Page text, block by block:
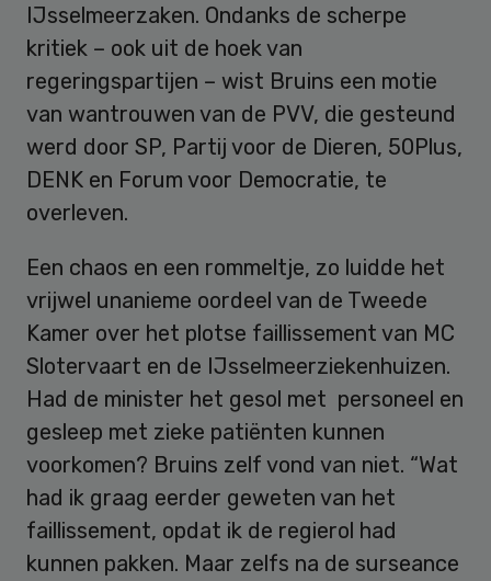
IJsselmeerzaken. Ondanks de scherpe
kritiek – ook uit de hoek van
regeringspartijen – wist Bruins een motie
van wantrouwen van de PVV, die gesteund
werd door SP, Partij voor de Dieren, 50Plus,
DENK en Forum voor Democratie, te
overleven.
Een chaos en een rommeltje, zo luidde het
vrijwel unanieme oordeel van de Tweede
Kamer over het plotse faillissement van MC
Slotervaart en de IJsselmeerziekenhuizen.
Had de minister het gesol met personeel en
gesleep met zieke patiënten kunnen
voorkomen? Bruins zelf vond van niet. “Wat
had ik graag eerder geweten van het
faillissement, opdat ik de regierol had
kunnen pakken. Maar zelfs na de surseance